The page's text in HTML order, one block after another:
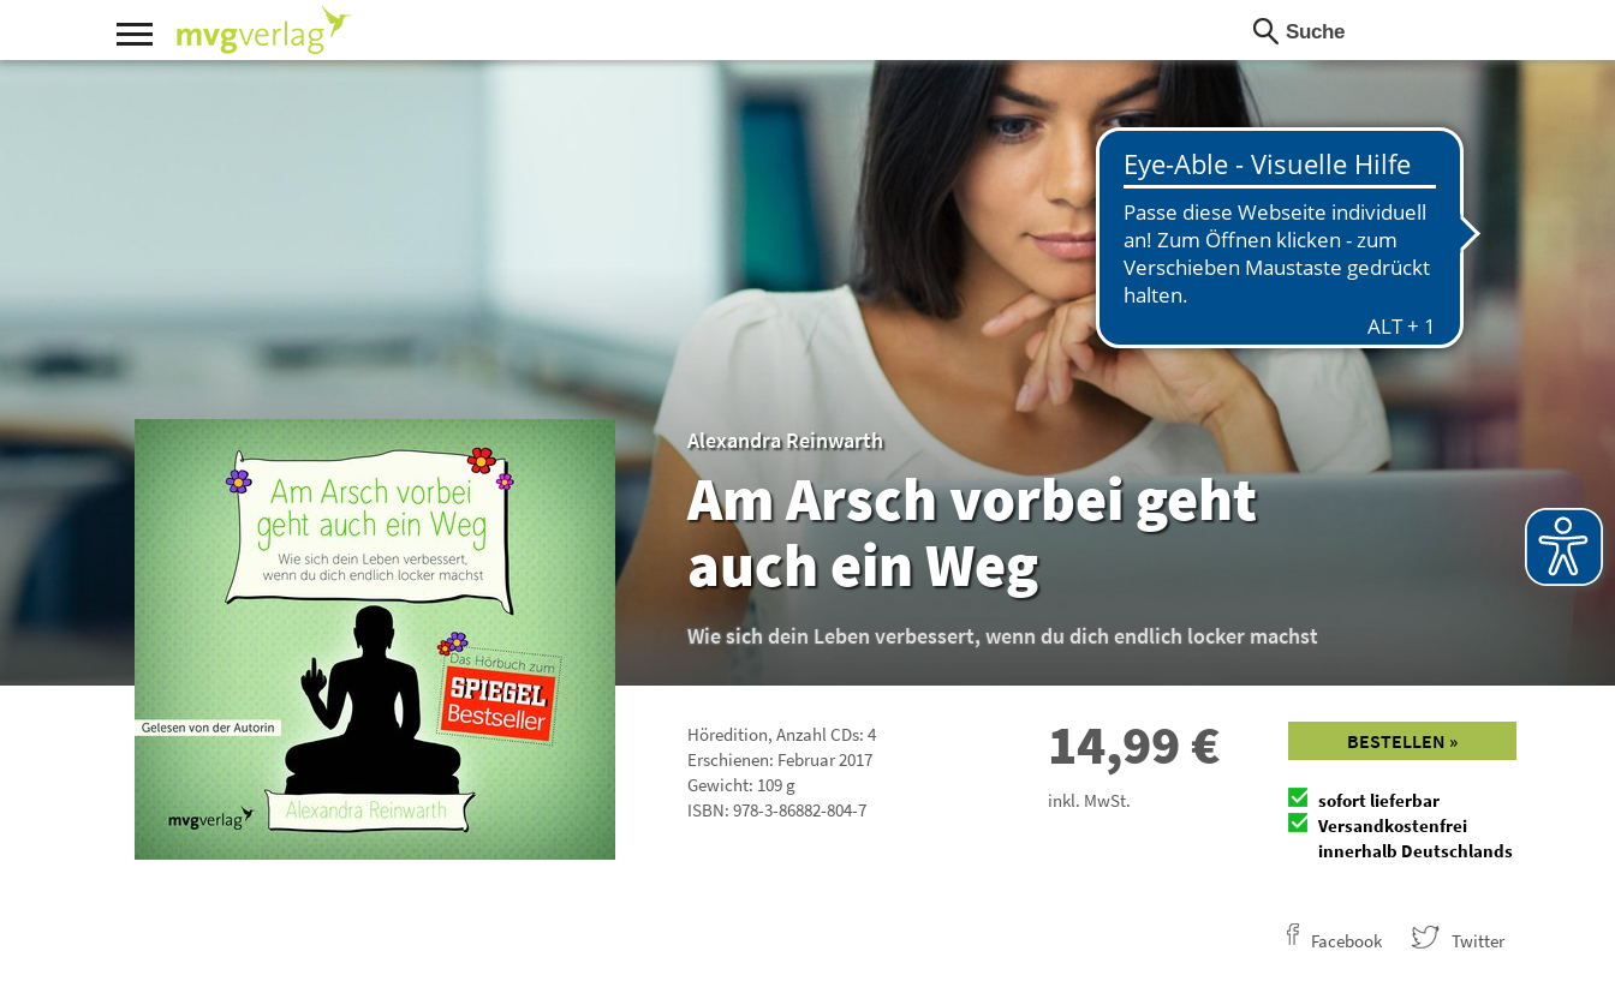
Alexandra Reinwarth
Am Arsch vorbei geht
auch ein Weg
Wie sich dein Leben verbessert, wenn du dich endlich locker machst
Höredition, Anzahl CDs: 4
Erschienen: Februar 2017
Gewicht: 109 g
ISBN: 978-3-86882-804-7
14,99€
inkl. MwSt.
BESTELLEN »
sofort lieferbar
Versandkostenfrei
innerhalb Deutschlands
Facebook Twitter